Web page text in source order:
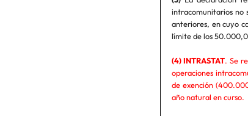
intracomunitarios no
anteriores, en cuyo
límite de los
(4) INTRASTAT. Se
operaciones
de exención
año natural en curso.